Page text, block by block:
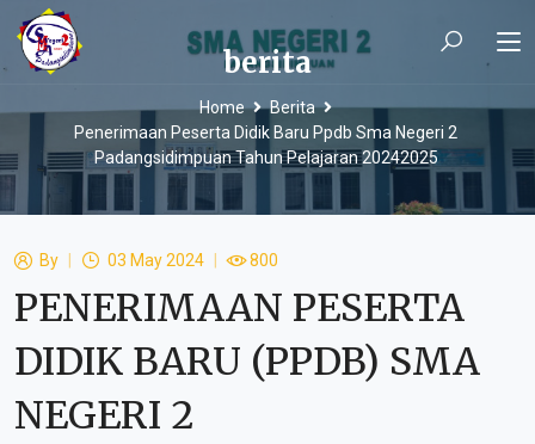
berita
Home
Berita
Penerimaan Peserta Didik Baru Ppdb Sma Negeri 2
Padangsidimpuan Tahun Pelajaran 20242025
By 03 May 2024 800
PENERIMAAN PESERTA
DIDIK BARU (PPDB) SMA
NEGERI 2